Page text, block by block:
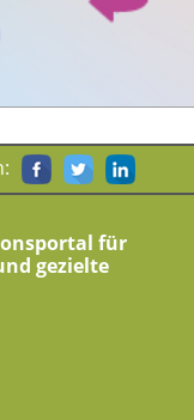
für
gezielte